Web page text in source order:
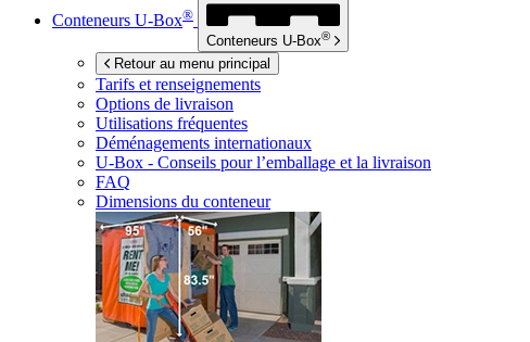
Conteneurs U-Box®
Conteneurs U-Box®
Retour au menu principal
Tarifs et renseignements
Options de livraison
Utilisations fréquentes
Déménagements internationaux
U-Box - Conseils pour l’emballage et la livraison
FAQ
Dimensions du conteneur